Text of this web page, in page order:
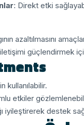
: Direkt etki
azaltılmasını
güçlendirmek
kullanılabilir.
etkiler
iyileştirerek destek